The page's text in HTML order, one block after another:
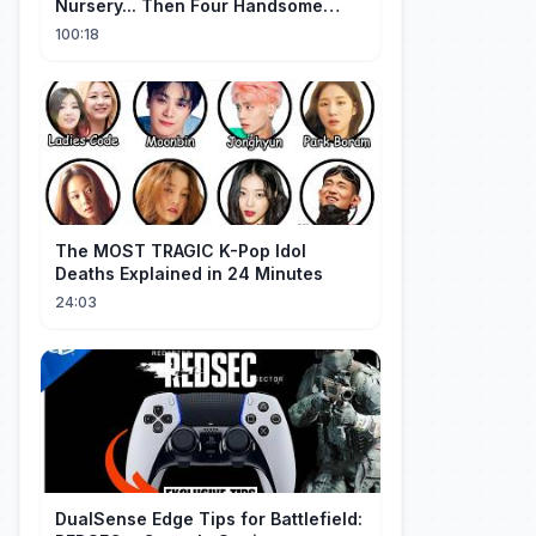
Nursery... Then Four Handsome
Beastmen Became Her Fated Mates!
100:18
The MOST TRAGIC K-Pop Idol
Deaths Explained in 24 Minutes
24:03
DualSense Edge Tips for Battlefield: